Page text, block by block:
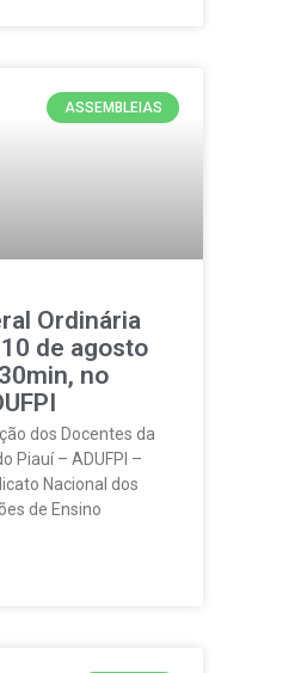
ASSEMBLEIAS
Ordinária
10 de agosto
no
dos Docentes da
Piauí – ADUFPI –
Nacional dos
de Ensino